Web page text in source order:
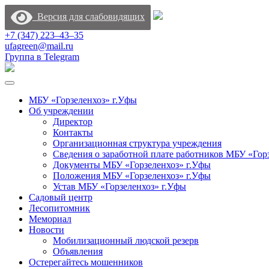
Версия для слабовидящих
+7 (347) 223‒43‒35
ufagreen@mail.ru
Группа в Telegram
МБУ «Горзеленхоз» г.Уфы
Об учреждении
Директор
Контакты
Организационная структура учреждения
Сведения о заработной плате работников МБУ
Документы МБУ «Горзеленхоз» г.Уфы
Положения МБУ «Горзеленхоз» г.Уфы
Устав МБУ «Горзеленхоз» г.Уфы
Садовый центр
Лесопитомник
Мемориал
Новости
Мобилизационный людской резерв
Объявления
Остерегайтесь мошенников